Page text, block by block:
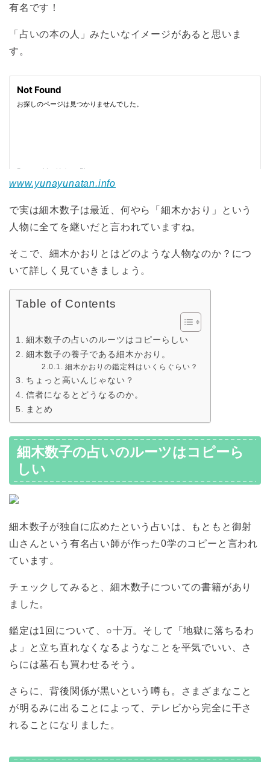
有名です！
「占いの本の人」みたいなイメージがあると思いま
す。
www.yunayunatan.info
で実は細木数子は最近、何やら「細木かおり」という
人物に全てを継いだと言われていますね。
そこで、細木かおりとはどのような人物なのか？につ
いて詳しく見ていきましょう。
Table of Contents
細木数子の占いのルーツはコピーらしい
細木数子の養子である細木かおり。
細木かおりの鑑定料はいくらぐらい？
ちょっと高いんじゃない？
信者になるとどうなるのか。
まとめ
細木数子の占いのルーツはコピーら
しい
細木数子が独自に広めたという占いは、もともと御射
山さんという有名占い師が作った0学のコピーと言われ
ています。
チェックしてみると、細木数子についての書籍があり
ました。
鑑定は1回について、○十万。そして「地獄に落ちるわ
よ」と立ち直れなくなるようなことを平気でいい、さ
らには墓石も買わせるそう。
さらに、背後関係が黒いという噂も。さまざまなこと
が明るみに出ることによって、テレビから完全に干さ
れることになりました。